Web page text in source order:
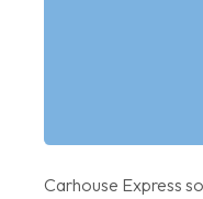
Carhouse Express